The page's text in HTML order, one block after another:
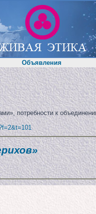
Объявления
потребности к